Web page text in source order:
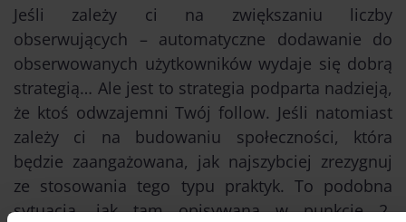
Jeśli zależy ci na zwiększaniu liczby
obserwujących – automatyczne dodawanie do
obserwowanych użytkowników wydaje się dobrą
strategią… Ale jest to strategia podparta nadzieją,
że ktoś odwzajemni Twój follow. Jeśli natomiast
zależy ci na budowaniu społeczności, która
będzie zaangażowana, jak najszybciej zrezygnuj
ze stosowania tego typu praktyk. To podobna
sytuacja, jak tam opisywana w punkcie 2.